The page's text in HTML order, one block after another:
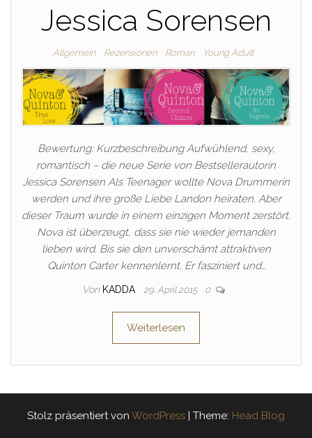
Jessica Sorensen
Allgemein Rezensionen Roman Young Adult
Bewertung: Kurzbeschreibung Aufwühlend, sexy,
romantisch – die neue Serie von Bestsellerautorin
Jessica Sorensen Als Teenager wollte Nova Drummerin
werden und ihre große Liebe Landon heiraten. Aber
dieser Traum wurde in einem einzigen Moment zerstört.
Nova ist überzeugt, dass sie nie wieder jemanden
lieben wird. Bis sie den unverschämt attraktiven
Quinton Carter kennenlernt. Er fasziniert und…
Von KADDA 29. April 2015 0
Weiterlesen
Stolz präsentiert von WordPress | Theme: Head Blog